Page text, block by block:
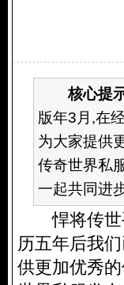
核心提示
版年3月,在
为大家提供
传奇世界私
一起共同进
悍将传世
历五年后我
供更加优秀